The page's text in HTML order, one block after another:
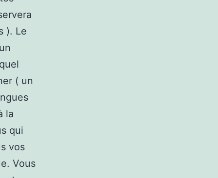
). Le
( un
la
qui
vos
Vous